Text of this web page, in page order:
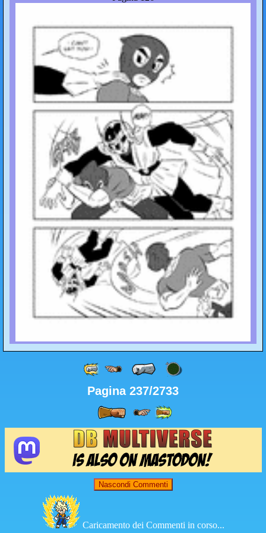
Pagina 237/2733
Nascondi Commenti
Caricamento dei Commenti in corso...